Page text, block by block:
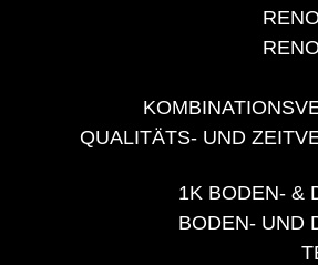
QUALITÄTS- UND
1K BODEN- &
BODEN- UND